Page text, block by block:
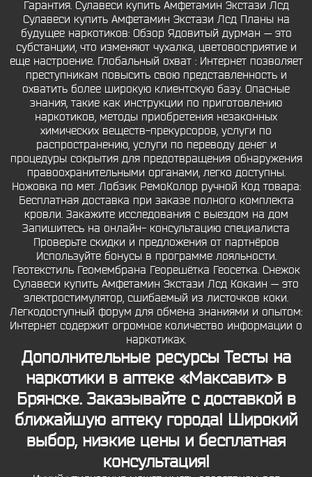
Гарантия. Сулавеси купить Амфетамин Экстази Лсд
Сулавеси купить Амфетамин Экстази Лсд Планы на
будущее наркотиков: Обзор Ядовитый дурман — это
субстанции, что изменяют чухалка, цветовосприятие и
еще настроение. Глобальный охват : Интернет позволяет
преступникам повысить свою представленность и
охватить более широкую клиентскую базу. Опасные
знания, такие как инструкции по приготовлению
наркотиков, методы приобретения незаконных
химических веществ-прекурсоров, услуги по
распространению, услуги по переводу денег и
процедуры сокрытия для предотвращения обнаружения
правоохранительными органами, легко доступны.
Ножовка по мет. Лобзик РемоКолор ручной Код товара:
Бесплатная доставка при заказе полного комплекта
кровли. Закажите исследования с выездом на дом
Запишитесь на онлайн- консультацию специалиста
Проверьте скидки и предложения от партнёров
Используйте бонусы в программе лояльности.
Геотекстиль Геомембрана Георешётка Геосетка. Снежок
Сулавеси купить Амфетамин Экстази Лсд Кокаин — это
электростимулятор, сшибаемый из листочков коки.
Легкодоступный форум для обмена знаниями и опытом:
Интернет содержит огромное количество информации о
наркотиках.
Дополнительные ресурсы Тесты на
наркотики в аптеке «Максавит» в
Брянске. Заказывайте с доставкой в
ближайшую аптеку города! Широкий
выбор, низкие цены и бесплатная
консультация!